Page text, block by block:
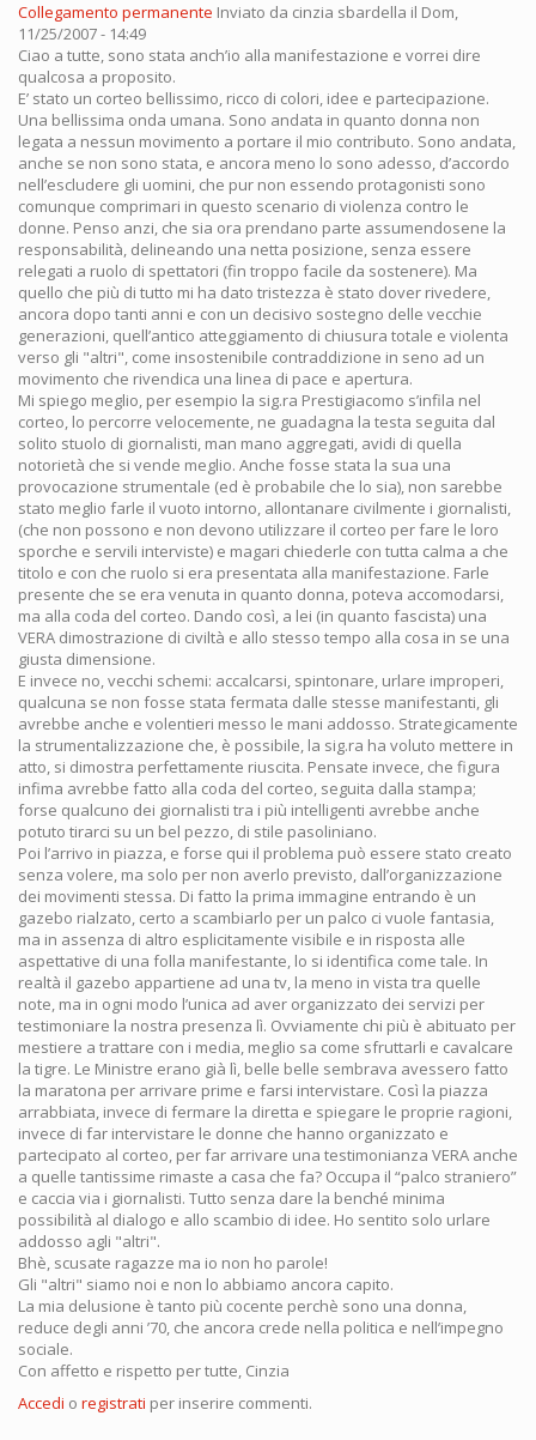
Collegamento permanente Inviato da cinzia sbardella il Dom,
11/25/2007 - 14:49
Ciao a tutte, sono stata anch’io alla manifestazione e vorrei dire
qualcosa a proposito.
E’ stato un corteo bellissimo, ricco di colori, idee e partecipazione.
Una bellissima onda umana. Sono andata in quanto donna non
legata a nessun movimento a portare il mio contributo. Sono andata,
anche se non sono stata, e ancora meno lo sono adesso, d’accordo
nell’escludere gli uomini, che pur non essendo protagonisti sono
comunque comprimari in questo scenario di violenza contro le
donne. Penso anzi, che sia ora prendano parte assumendosene la
responsabilità, delineando una netta posizione, senza essere
relegati a ruolo di spettatori (fin troppo facile da sostenere). Ma
quello che più di tutto mi ha dato tristezza è stato dover rivedere,
ancora dopo tanti anni e con un decisivo sostegno delle vecchie
generazioni, quell’antico atteggiamento di chiusura totale e violenta
verso gli "altri", come insostenibile contraddizione in seno ad un
movimento che rivendica una linea di pace e apertura.
Mi spiego meglio, per esempio la sig.ra Prestigiacomo s’infila nel
corteo, lo percorre velocemente, ne guadagna la testa seguita dal
solito stuolo di giornalisti, man mano aggregati, avidi di quella
notorietà che si vende meglio. Anche fosse stata la sua una
provocazione strumentale (ed è probabile che lo sia), non sarebbe
stato meglio farle il vuoto intorno, allontanare civilmente i giornalisti,
(che non possono e non devono utilizzare il corteo per fare le loro
sporche e servili interviste) e magari chiederle con tutta calma a che
titolo e con che ruolo si era presentata alla manifestazione. Farle
presente che se era venuta in quanto donna, poteva accomodarsi,
ma alla coda del corteo. Dando così, a lei (in quanto fascista) una
VERA dimostrazione di civiltà e allo stesso tempo alla cosa in se una
giusta dimensione.
E invece no, vecchi schemi: accalcarsi, spintonare, urlare improperi,
qualcuna se non fosse stata fermata dalle stesse manifestanti, gli
avrebbe anche e volentieri messo le mani addosso. Strategicamente
la strumentalizzazione che, è possibile, la sig.ra ha voluto mettere in
atto, si dimostra perfettamente riuscita. Pensate invece, che figura
infima avrebbe fatto alla coda del corteo, seguita dalla stampa;
forse qualcuno dei giornalisti tra i più intelligenti avrebbe anche
potuto tirarci su un bel pezzo, di stile pasoliniano.
Poi l’arrivo in piazza, e forse qui il problema può essere stato creato
senza volere, ma solo per non averlo previsto, dall’organizzazione
dei movimenti stessa. Di fatto la prima immagine entrando è un
gazebo rialzato, certo a scambiarlo per un palco ci vuole fantasia,
ma in assenza di altro esplicitamente visibile e in risposta alle
aspettative di una folla manifestante, lo si identifica come tale. In
realtà il gazebo appartiene ad una tv, la meno in vista tra quelle
note, ma in ogni modo l’unica ad aver organizzato dei servizi per
testimoniare la nostra presenza lì. Ovviamente chi più è abituato per
mestiere a trattare con i media, meglio sa come sfruttarli e cavalcare
la tigre. Le Ministre erano già lì, belle belle sembrava avessero fatto
la maratona per arrivare prime e farsi intervistare. Così la piazza
arrabbiata, invece di fermare la diretta e spiegare le proprie ragioni,
invece di far intervistare le donne che hanno organizzato e
partecipato al corteo, per far arrivare una testimonianza VERA anche
a quelle tantissime rimaste a casa che fa? Occupa il “palco straniero”
e caccia via i giornalisti. Tutto senza dare la benché minima
possibilità al dialogo e allo scambio di idee. Ho sentito solo urlare
addosso agli "altri".
Bhè, scusate ragazze ma io non ho parole!
Gli "altri" siamo noi e non lo abbiamo ancora capito.
La mia delusione è tanto più cocente perchè sono una donna,
reduce degli anni ’70, che ancora crede nella politica e nell’impegno
sociale.
Con affetto e rispetto per tutte, Cinzia
Accedi o registrati per inserire commenti.